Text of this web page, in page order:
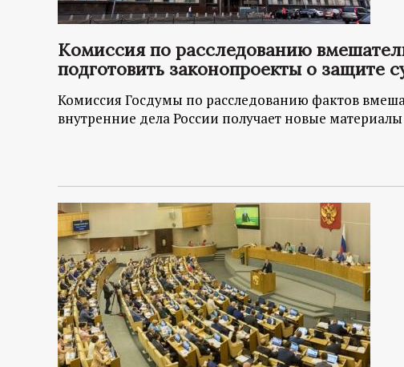
Комиссия по расследованию
подготовить законопроекты о защите
Комиссия Госдумы по расследованию фактов
внутренние дела России получает новые материалы